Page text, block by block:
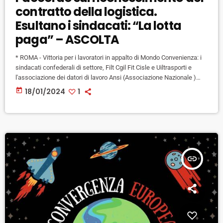
contratto della logistica.
Esultano i sindacati: “La lotta
paga” – ASCOLTA
* ROMA - Vittoria per i lavoratori in appalto di Mondo Convenienza: i
sindacati confederali di settore, Filt Cgil Fit Cisle e Uiltrasporti e
l'associazione dei datori di lavoro Ansi (Associazione Nazionale )
hanno annunciato l'accordo che sancisce, a partire dal 1° marzo
prossimo, del passaggio di tutti i lavoratori delle ditte in appalto di
today 18/01/2024 1
insert_link